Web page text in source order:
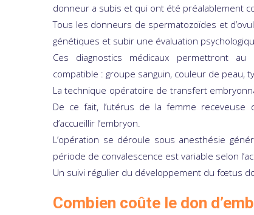
donneur a subis et qui ont été préalablement
Tous les donneurs de spermatozoïdes et
génétiques et subir une évaluation
Ces diagnostics médicaux permettront
compatible : groupe sanguin, couleur de peau,
La technique opératoire de transfert
De ce fait, l’utérus de la femme
d’accueillir l’embryon.
L’opération se déroule sous anesthésie
période de convalescence est variable selon
Un suivi régulier du développement du fœtus
Combien coûte le don